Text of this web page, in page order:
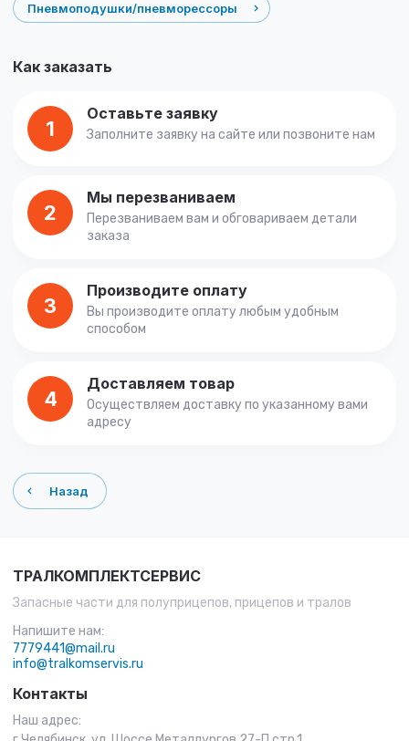
Пневмоподушки/пневморессоры
Как заказать
1
Оставьте заявку
Заполните заявку на сайте или позвоните нам
2
Мы перезваниваем
Перезваниваем вам и обговариваем детали
заказа
3
Производите оплату
Вы производите оплату любым удобным
способом
4
Доставляем товар
Осуществляем доставку по указанному вами
адресу
Назад
ТРАЛКОМПЛЕКТСЕРВИС
Запасные части для полуприцепов, прицепов и тралов
Напишите нам:
7779441@mail.ru
info@tralkomservis.ru
Контакты
Наш адрес: